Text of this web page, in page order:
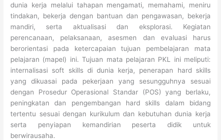
dunia kerja melalui tahapan mengamati, memahami, meniru
tindakan, bekerja dengan bantuan dan pengawasan, bekerja
mandiri, serta aktualisasi dan eksplorasi. Kegiatan
perencanaan, pelaksanaan, asesmen dan evaluasi harus
berorientasi pada ketercapaian tujuan pembelajaran mata
pelajaran (mapel) ini. Tujuan mata pelajaran PKL ini meliputi:
internalisasi soft skills di dunia kerja, penerapan hard skills
yang dikuasai pada pekerjaan yang sesungguhnya sesuai
dengan Prosedur Operasional Standar (POS) yang berlaku,
peningkatan dan pengembangan hard skills dalam bidang
tertentu sesuai dengan kurikulum dan kebutuhan dunia kerja
serta penyiapan kemandirian peserta didik untuk
berwirausaha.